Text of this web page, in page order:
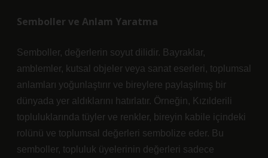
Semboller ve Anlam Yaratma
Semboller, değerlerin soyut dilidir. Bayraklar,
amblemler, kutsal objeler veya sanat eserleri, toplumsal
anlamları yoğunlaştırır ve bireylere paylaşılmış bir
dünyada yer aldıklarını hatırlatır. Örneğin, Kızılderili
topluluklarında tüyler ve renkler, bireyin kabile içindeki
rolünü ve toplumsal değerleri sembolize eder. Bu
semboller, topluluk üyelerinin değerleri sadece